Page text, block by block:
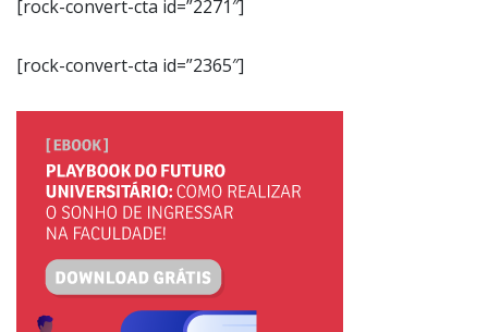
[rock-convert-cta id=”2271″]
[rock-convert-cta id=”2365″]